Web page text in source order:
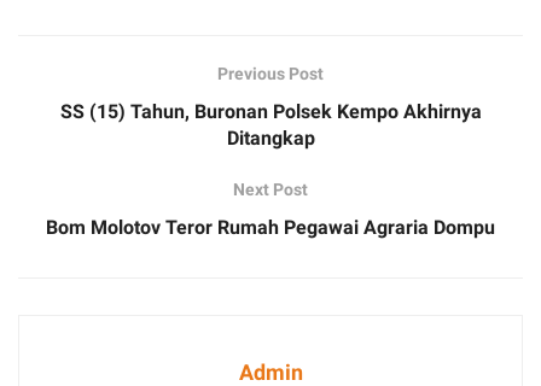
Previous Post
SS (15) Tahun, Buronan Polsek Kempo Akhirnya
Ditangkap
Next Post
Bom Molotov Teror Rumah Pegawai Agraria Dompu
Admin